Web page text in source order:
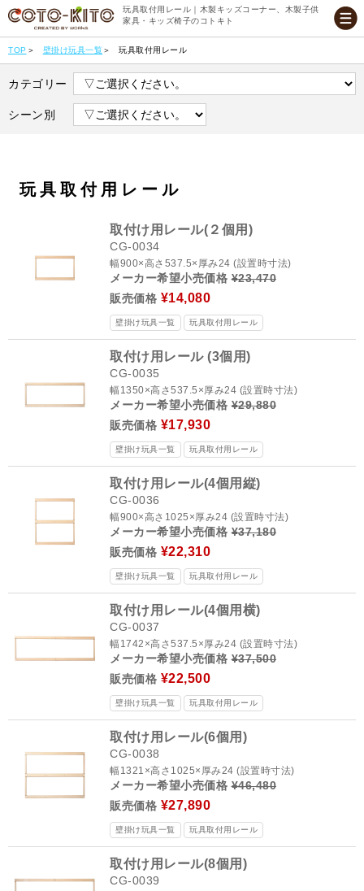
玩具取付用レール｜木製キッズコーナー、木製子供
家具・キッズ椅子のコトキト
TOP 壁掛け玩具一覧 玩具取付用レール
カテゴリー
シーン別
玩具取付用レール
取付け用レール(２個用)
CG-0034
幅900×高さ537.5×厚み24 (設置時寸法)
メーカー希望小売価格¥23,470
販売価格 ¥14,080
壁掛け玩具一覧 玩具取付用レール
取付け用レール (3個用)
CG-0035
幅1350×高さ537.5×厚み24 (設置時寸法)
メーカー希望小売価格¥29,880
販売価格 ¥17,930
壁掛け玩具一覧 玩具取付用レール
取付け用レール(4個用縦)
CG-0036
幅900×高さ1025×厚み24 (設置時寸法)
メーカー希望小売価格¥37,180
販売価格 ¥22,310
壁掛け玩具一覧 玩具取付用レール
取付け用レール(4個用横)
CG-0037
幅1742×高さ537.5×厚み24 (設置時寸法)
メーカー希望小売価格¥37,500
販売価格 ¥22,500
壁掛け玩具一覧 玩具取付用レール
取付け用レール(6個用)
CG-0038
幅1321×高さ1025×厚み24 (設置時寸法)
メーカー希望小売価格¥46,480
販売価格 ¥27,890
壁掛け玩具一覧 玩具取付用レール
取付け用レール(8個用)
CG-0039